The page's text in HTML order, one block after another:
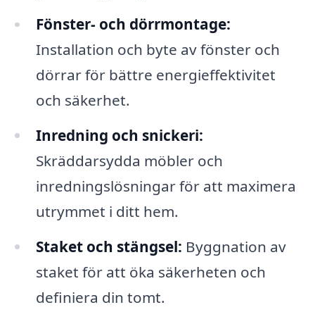
Fönster- och dörrmontage:
Installation och byte av fönster och
dörrar för bättre energieffektivitet
och säkerhet.
Inredning och snickeri:
Skräddarsydda möbler och
inredningslösningar för att maximera
utrymmet i ditt hem.
Staket och stängsel: Byggnation av
staket för att öka säkerheten och
definiera din tomt.